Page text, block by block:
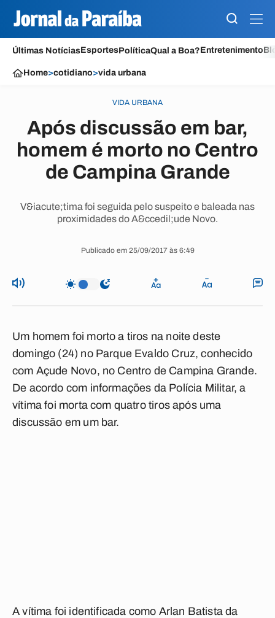
Últimas NotíciasEsportesPolíticaQual a Boa?Entretenimento
Home>cotidiano>vida urbana
VIDA URBANA
Após discussão em bar,
homem é morto no Centro
de Campina Grande
V&iacute;tima foi seguida pelo suspeito e baleada nas
proximidades do A&ccedil;ude Novo.
Publicado em 25/09/2017 às 6:49
Um homem foi morto a tiros na noite deste
domingo (24) no Parque Evaldo Cruz, conhecido
com Açude Novo, no Centro de Campina Grande.
De acordo com informações da Polícia Militar, a
vítima foi morta com quatro tiros após uma
discussão em um bar.
A vítima foi identificada como Arlan Batista da